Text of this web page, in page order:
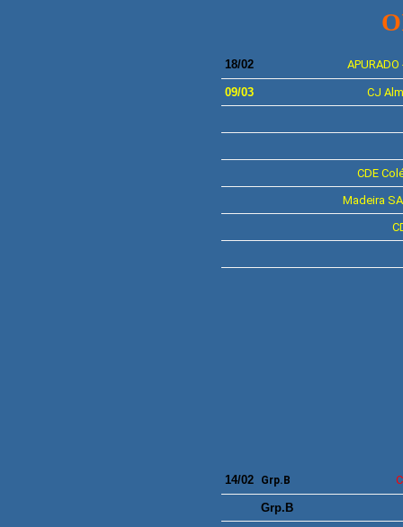
18/02 APURADO
09/03 CJ
CDE
Madeira
14/02 Grp.B
Grp.B